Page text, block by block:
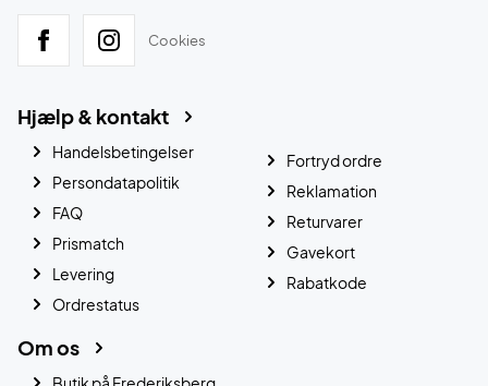
Cookies
Hjælp & kontakt
Handelsbetingelser
Persondatapolitik
FAQ
Prismatch
Levering
Ordrestatus
Fortryd ordre
Reklamation
Returvarer
Gavekort
Rabatkode
Om os